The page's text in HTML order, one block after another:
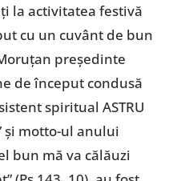
la activitatea festivă
cu un cuvânt de bun
președinte
de început condusă
spiritual ASTRU
și motto-ul anului
bun mă va călăuzi